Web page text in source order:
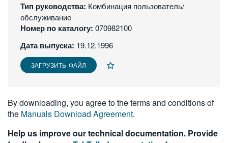
简体中文
한국어
繁體中文
Тип руководства: Комбинация пользователь/
обслуживание
Номер по каталогу: 070982100
Дата выпуска: 19.12.1996
ЗАГРУЗИТЬ ФАЙЛ
By downloading, you agree to the terms and conditions of
the Manuals Download Agreement.
Help us improve our technical documentation. Provide